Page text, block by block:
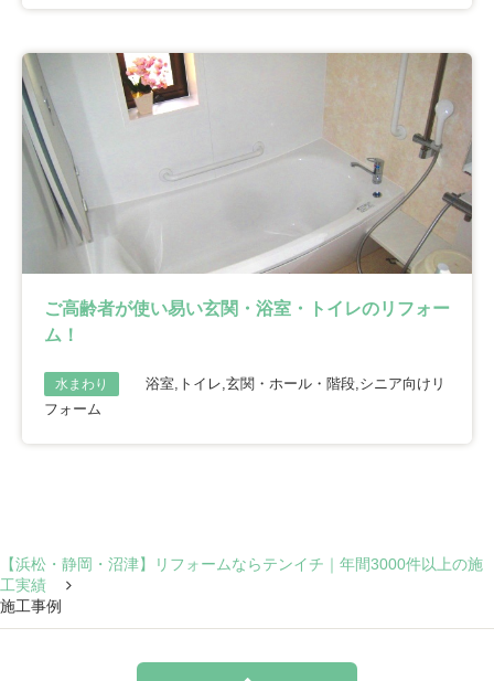
ご高齢者が使い易い玄関・浴室・トイレのリフォー
ム！
水まわり
浴室,トイレ,玄関・ホール・階段,シニア向けリ
フォーム
【浜松・静岡・沼津】リフォームならテンイチ｜年間3000件以上の施
工実績
施工事例